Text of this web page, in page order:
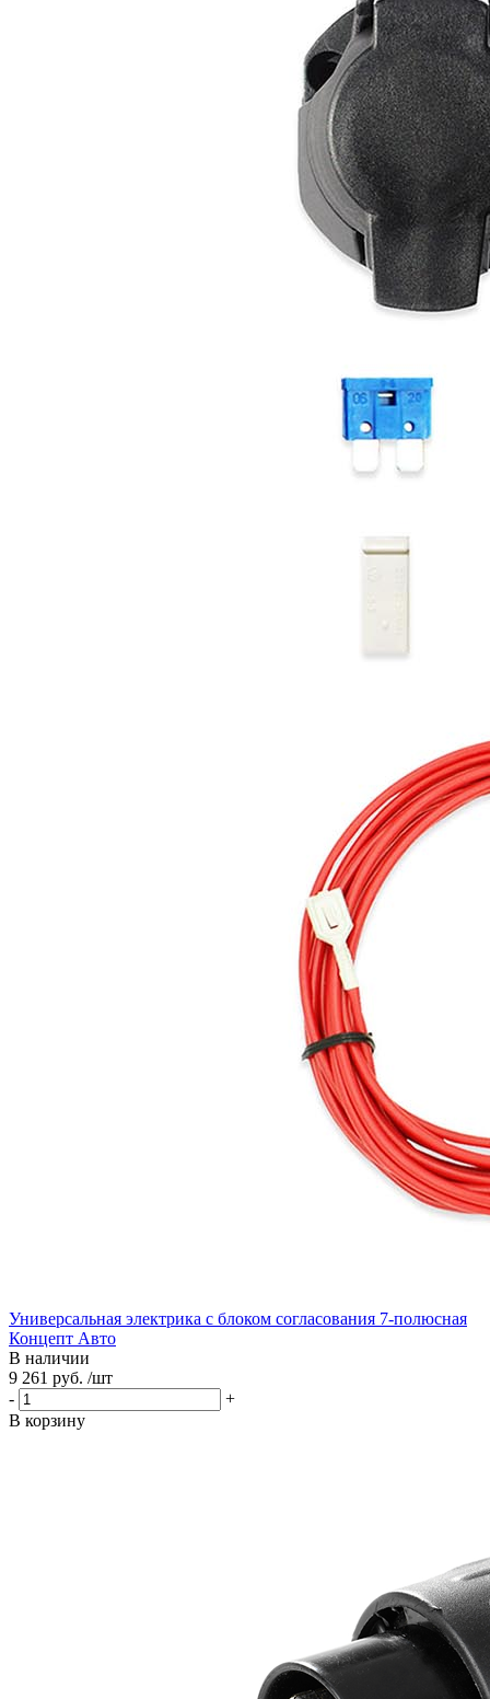
Универсальная электрика с блоком согласования 7-полюсная
Концепт Авто
В наличии
9 261 руб. /шт
-
+
В корзину